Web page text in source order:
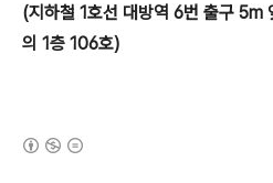
(지하철 1호선 대방역 6번 출구 5m
의 1층 106호)